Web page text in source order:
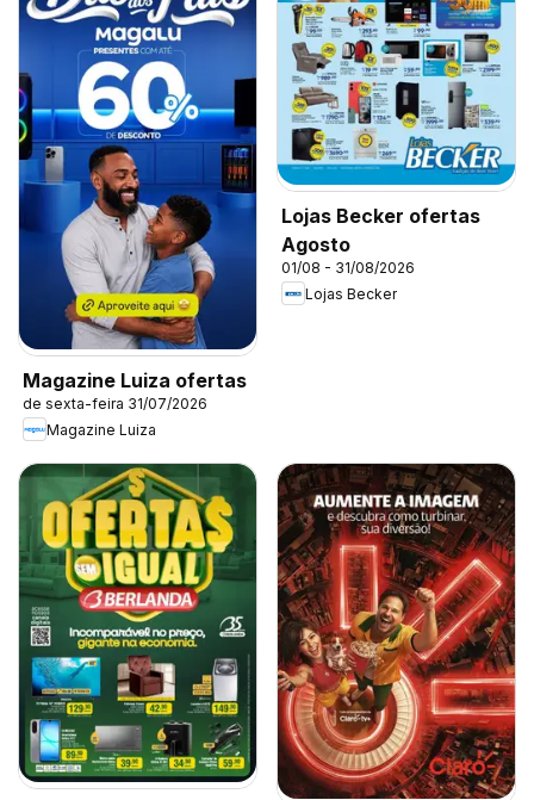
Magazine Luiza ofertas
de sexta-feira 31/07/2026
Magazine Luiza
Lojas Becker ofertas
Agosto
01/08 - 31/08/2026
Lojas Becker